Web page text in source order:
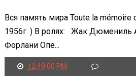
Вся память мира Toute la
1956г. ) В ролях: Жак Дюмениль
Форлани Опе...
12:49:00 PM